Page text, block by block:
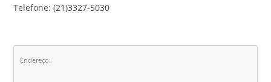
Telefone: (21)3327-5030
Endereço: